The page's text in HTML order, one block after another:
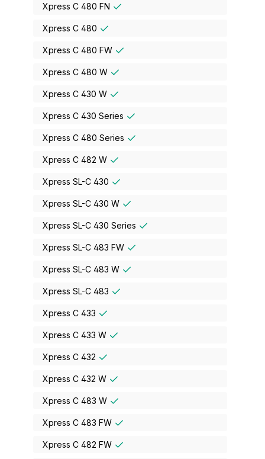
Xpress C 480 FN
Xpress C 480
Xpress C 480 FW
Xpress C 480 W
Xpress C 430 W
Xpress C 430 Series
Xpress C 480 Series
Xpress C 482 W
Xpress SL-C 430
Xpress SL-C 430 W
Xpress SL-C 430 Series
Xpress SL-C 483 FW
Xpress SL-C 483 W
Xpress SL-C 483
Xpress C 433
Xpress C 433 W
Xpress C 432
Xpress C 432 W
Xpress C 483 W
Xpress C 483 FW
Xpress C 482 FW